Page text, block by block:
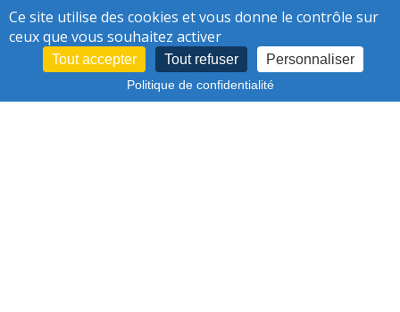
Actualités
Jobs
Presse
Contact
Ce site utilise des cookies et vous donne le contrôle sur
ceux que vous souhaitez activer
Tout accepter Tout refuser Personnaliser
Politique de confidentialité